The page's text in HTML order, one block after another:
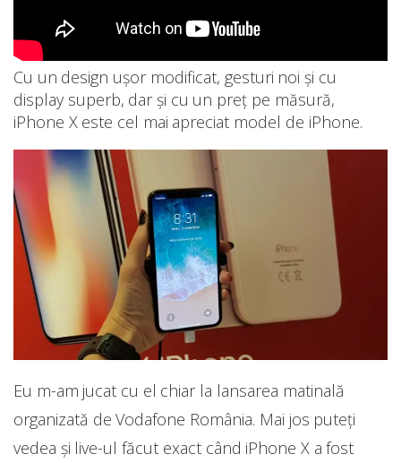
Cu un design ușor modificat, gesturi noi și cu
display superb, dar și cu un preț pe măsură,
iPhone X este cel mai apreciat model de iPhone.
Eu m-am jucat cu el chiar la lansarea matinală
organizată de Vodafone România. Mai jos puteți
vedea și live-ul făcut exact când iPhone X a fost